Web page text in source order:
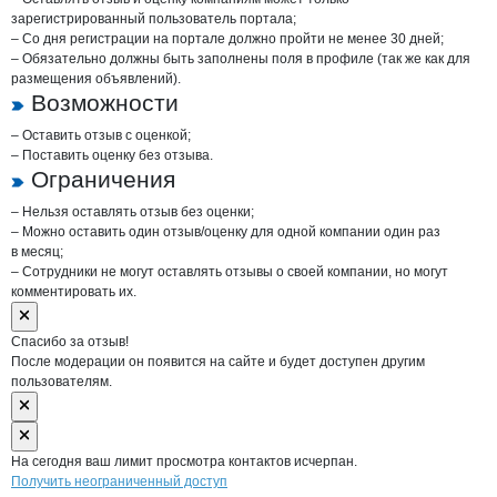
зарегистрированный пользователь портала;
– Со дня регистрации на портале должно пройти не менее 30 дней;
– Обязательно должны быть заполнены поля в профиле (так же как для
размещения объявлений).
Возможности
– Оставить отзыв с оценкой;
– Поставить оценку без отзыва.
Ограничения
– Нельзя оставлять отзыв без оценки;
– Можно оставить один отзыв/оценку для одной компании один раз
в месяц;
– Сотрудники не могут оставлять отзывы о своей компании, но могут
комментировать их.
Спасибо за отзыв!
После модерации он появится на сайте и будет доступен другим
пользователям.
На сегодня ваш лимит просмотра контактов исчерпан.
Получить неограниченный доступ